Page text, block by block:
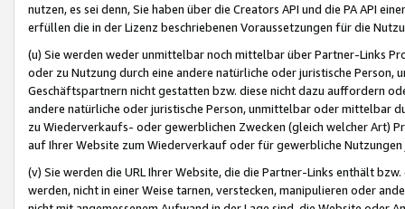
nutzen, es sei denn, Sie haben über die Creators API und die PA API
erfüllen die in der Lizenz beschriebenen Voraussetzungen für die
(u) Sie werden weder unmittelbar noch mittelbar über Partner-Links
oder zu Nutzung durch eine andere natürliche oder juristische
Geschäftspartnern nicht gestatten bzw. diese nicht dazu auffordern
andere natürliche oder juristische Person, unmittelbar oder mittelbar
zu Wiederverkaufs- oder gewerblichen Zwecken (gleich welcher Art)
auf Ihrer Website zum Wiederverkauf oder für gewerbliche
(v) Sie werden die URL Ihrer Website, die die Partner-Links enthält
werden, nicht in einer Weise tarnen, verstecken, manipulieren oder